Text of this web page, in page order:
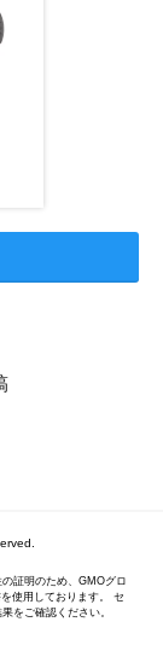
証明のため、GMOグロ
使用しております。 セ
をご確認ください。